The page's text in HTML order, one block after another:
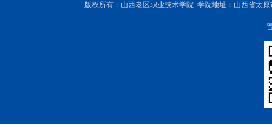
版权所有：山西老区职业技术学院 学院地址：山西省太